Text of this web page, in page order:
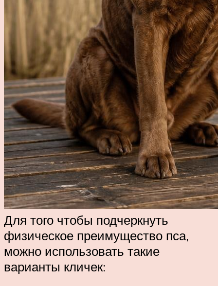
Для того чтобы подчеркнуть
физическое преимущество пса,
можно использовать такие
варианты кличек: